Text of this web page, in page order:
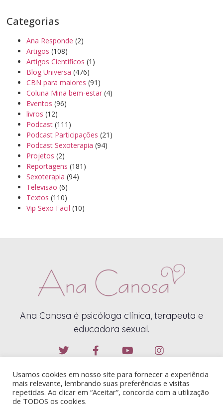
Categorias
Ana Responde (2)
Artigos (108)
Artigos Cientificos (1)
Blog Universa (476)
CBN para maiores (91)
Coluna Mina bem-estar (4)
Eventos (96)
livros (12)
Podcast (111)
Podcast Participações (21)
Podcast Sexoterapia (94)
Projetos (2)
Reportagens (181)
Sexoterapia (94)
Televisão (6)
Textos (110)
Vip Sexo Facil (10)
Ana Canosa é psicóloga clínica, terapeuta e
educadora sexual.
Usamos cookies em nosso site para fornecer a experiência
mais relevante, lembrando suas preferências e visitas
repetidas. Ao clicar em “Aceitar”, concorda com a utilização
de TODOS os cookies.